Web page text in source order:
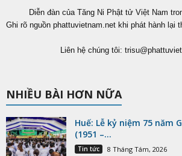
Diễn đàn của Tăng Ni Phật tử Việt Nam
Ghi rõ nguồn phattuvietnam.net khi phát hành lại
Liên hệ chúng tôi:
NHIỀU BÀI HƠN NỮA
Huế: Lễ kỷ niệm 75 năm
(1951 –...
Tin tức 8 Tháng Tám, 2026